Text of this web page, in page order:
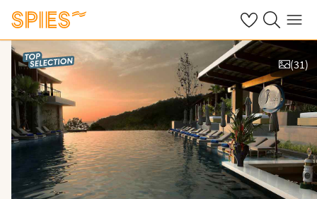
Se dine gemte
Søg påMenu
Vis billeder
(31)